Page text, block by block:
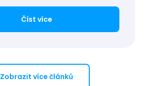
Číst více
Zobrazit více článků